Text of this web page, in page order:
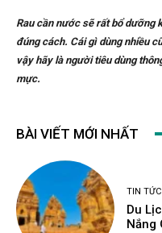
Rau cần nước sẽ rất bổ dưỡng
đúng cách. Cái gì dùng nhiều
vậy hãy là người tiêu dùng
mực.
BÀI VIẾT MỚI NHẤT
TIN TỨC
Du
Nắng